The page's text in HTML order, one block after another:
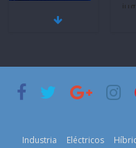
Bosch y
renovable
25 de julio de
Industria Eléctricos